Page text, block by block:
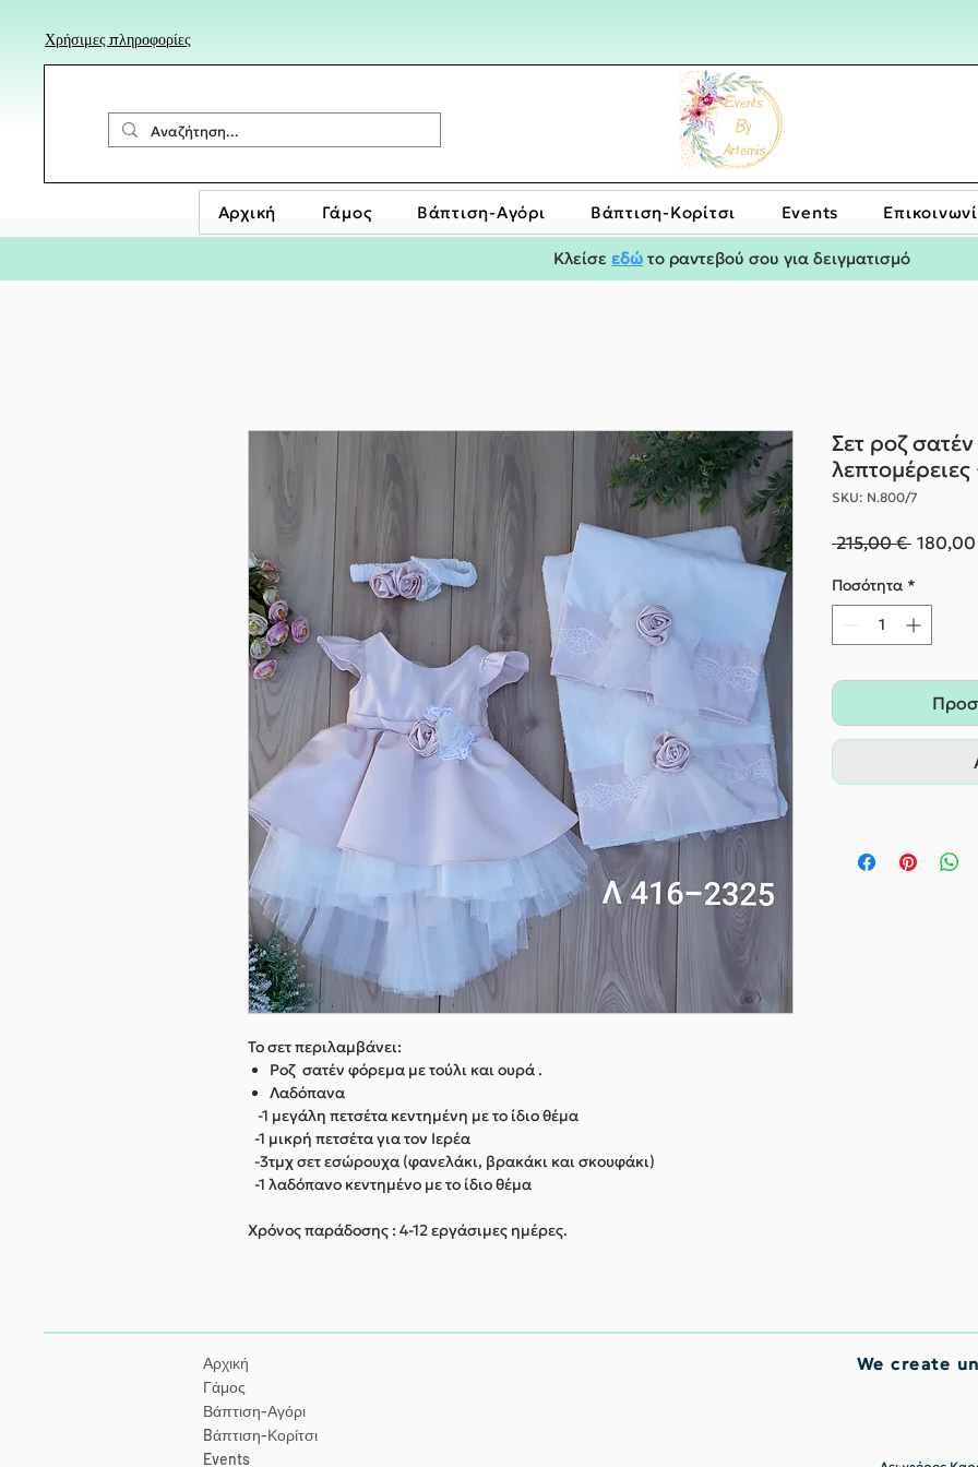
Χρήσιμες πληροφορίες
Αρχική Γάμος Βάπτιση-Αγόρι Bάπτιση-Κορίτσι Events
Κλείσε εδώ το ραντεβού σου για δειγματισμό
Το σετ περιλαμβάνει:
Ροζ σατέν φόρεμα με τούλι και ουρά .
Λαδόπανα
-1 μεγάλη πετσέτα κεντημένη με το ίδιο θέμα
-1 μικρή πετσέτα για τον Ιερέα
-3τμχ σετ εσώρουχα (φανελάκι, βρακάκι και σκουφάκι)
-1 λαδόπανο κεντημένο με το ίδιο θέμα
Χρόνος παράδοσης : 4-12 εργάσιμες ημέρες.
Σετ ροζ
SKU: Ν.800/7
215,00 €
Ποσότητα *
Αρχική
Γάμος
Βάπτιση-Αγόρι
Bάπτιση-Κορίτσι
Events
We create